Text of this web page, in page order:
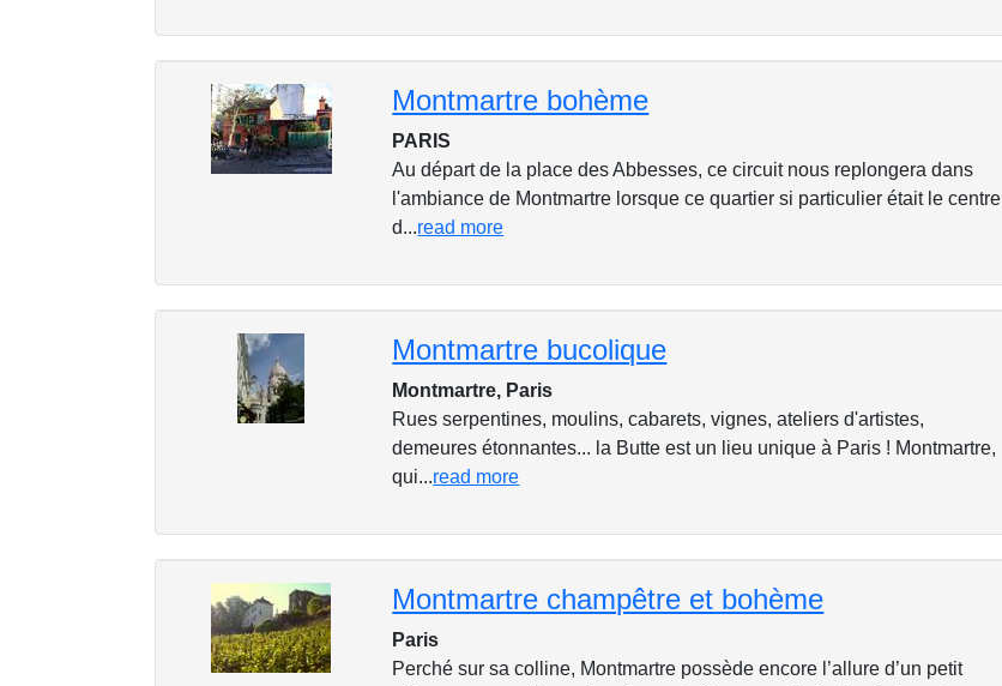
Montmartre bohème
PARIS
Au départ de la place des Abbesses, ce circuit nous replongera dans
l'ambiance de Montmartre lorsque ce quartier si particulier était le centre
d...read more
Montmartre bucolique
Montmartre, Paris
Rues serpentines, moulins, cabarets, vignes, ateliers d'artistes,
demeures étonnantes... la Butte est un lieu unique à Paris ! Montmartre,
qui...read more
Montmartre champêtre et bohème
Paris
Perché sur sa colline, Montmartre possède encore l’allure d’un petit